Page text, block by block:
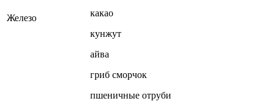
Железо
какао
кунжут
айва
гриб сморчок
пшеничные отруби